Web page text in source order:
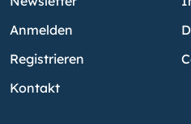
Anmelden
Registrieren
Kontakt